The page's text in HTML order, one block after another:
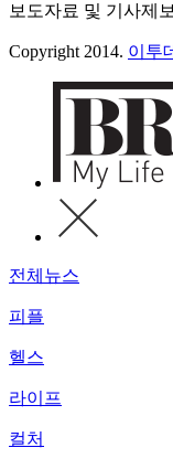
보도자료 및 기사제
Copyright 2014. 이투
전체뉴스
피플
헬스
라이프
컬처